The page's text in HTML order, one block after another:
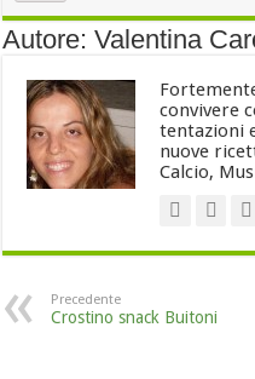
Autore: Valentina
convivere
tentazioni
nuove
Calcio,
Precedente
Crostino snack Buitoni